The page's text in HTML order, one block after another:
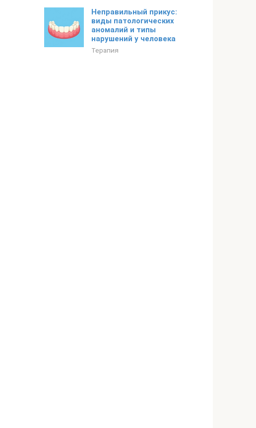
Неправильный прикус:
виды патологических
аномалий и типы
нарушений у человека
Терапия